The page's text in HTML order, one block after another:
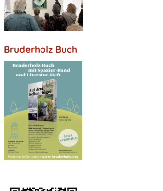
Bruderholz Buch